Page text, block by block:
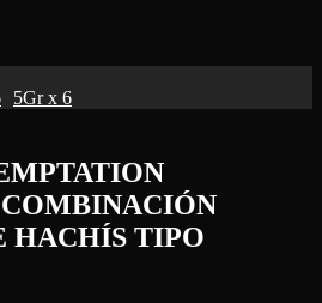
5Gr x 6
HACHÍS TIPO